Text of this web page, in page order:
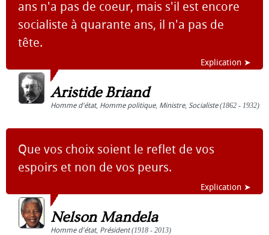
ans n'a pas de coeur, mais s'il est encore
socialiste à quarante ans, il n'a pas de
tête.
Explication ➤
Aristide Briand
Homme d'état, Homme politique, Ministre, Socialiste(1862 - 1932)
Que vos choix soient le reflet de vos
espoirs et non de vos peurs.
Explication ➤
Nelson Mandela
Homme d'état, Président(1918 - 2013)